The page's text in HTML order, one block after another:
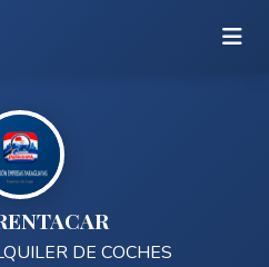
DE COCHES